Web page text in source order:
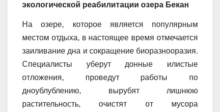
экологической реабилитации озера Бекан
На озере, которое является популярным
местом отдыха, в настоящее время отмечается
заиливание дна и сокращение биоразнооразия.
Специалисты уберут донные илистые
отложения, проведут работы по
дноублублению, вырубят лишнюю
растительность, очистят от мусора